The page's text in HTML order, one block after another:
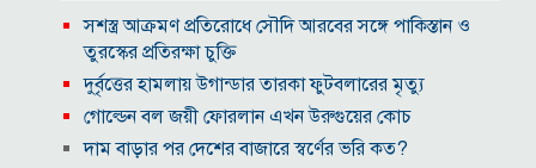
সশস্ত্র আক্রমণ প্রতিরোধে সৌদি আরবের সঙ্গে পাকিস্তান ও
তুরস্কের প্রতিরক্ষা চুক্তি
দুর্বৃত্তের হামলায় উগান্ডার তারকা ফুটবলারের মৃত্যু
গোল্ডেন বল জয়ী ফোরলান এখন উরুগুয়ের কোচ
দাম বাড়ার পর দেশের বাজারে স্বর্ণের ভরি কত?